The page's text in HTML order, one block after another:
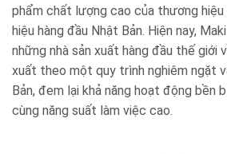
phẩm chất lượng cao của thương
hiệu hàng đầu Nhật Bản. Hiện nay,
những nhà sản xuất hàng đầu thế giới
xuất theo một quy trình nghiêm ngặt
Bản, đem lại khả năng hoạt động bền
cùng năng suất làm việc cao.